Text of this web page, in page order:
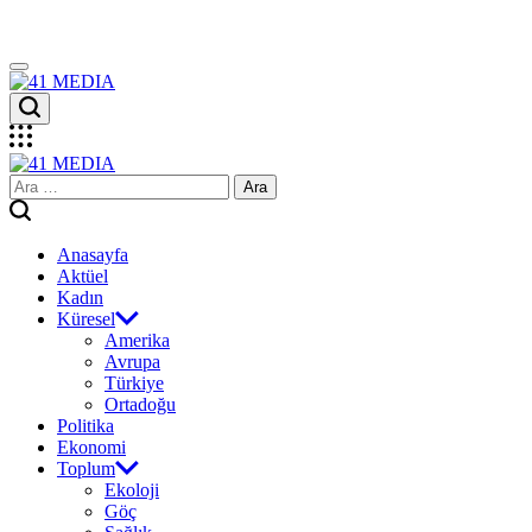
Skip
to
content
41
MEDIA
41
MEDIA
Arama:
Anasayfa
Aktüel
Kadın
Küresel
Amerika
Avrupa
Türkiye
Ortadoğu
Politika
Ekonomi
Toplum
Ekoloji
Göç